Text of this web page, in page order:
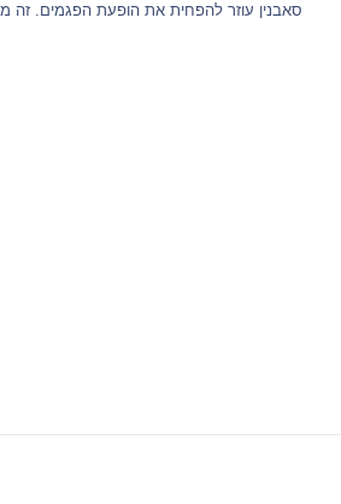
סאבנין עוזר להפחית את הופעת הפגמים. זה